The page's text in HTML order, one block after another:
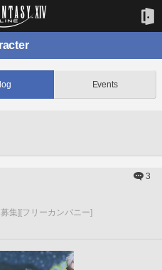
Events
3
集] [フリーカンパニー]